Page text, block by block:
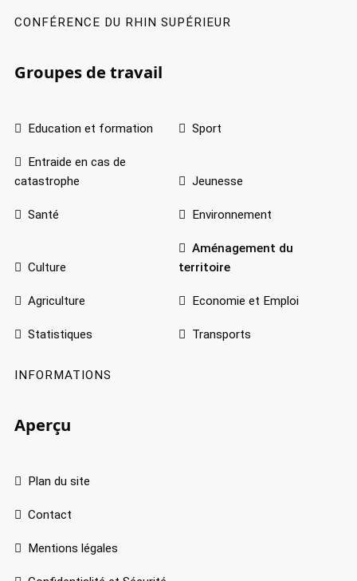
CONFÉRENCE DU RHIN SUPÉRIEUR
Groupes de travail
Education et formation Sport
Entraide en cas de
catastrophe
Jeunesse
Santé Environnement
Culture
Aménagement du
territoire
Agriculture Economie et Emploi
Statistiques Transports
INFORMATIONS
Aperçu
Plan du site
Contact
Mentions légales